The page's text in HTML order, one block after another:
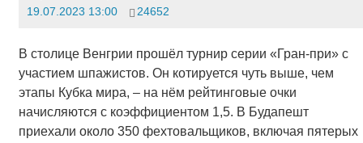
19.07.2023 13:00 24652
В столице Венгрии прошёл турнир серии «Гран-при» с
участием шпажистов. Он котируется чуть выше, чем
этапы Кубка мира, – на нём рейтинговые очки
начисляются с коэффициентом 1,5. В Будапешт
приехали около 350 фехтовальщиков, включая пятерых